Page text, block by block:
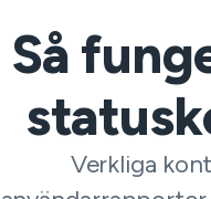
Så
Verkliga